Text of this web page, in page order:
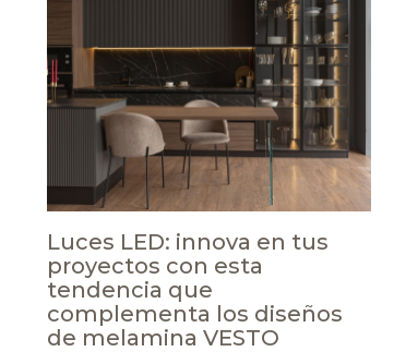
Luces LED: innova en tus
proyectos con esta
tendencia que
complementa los diseños
de melamina VESTO